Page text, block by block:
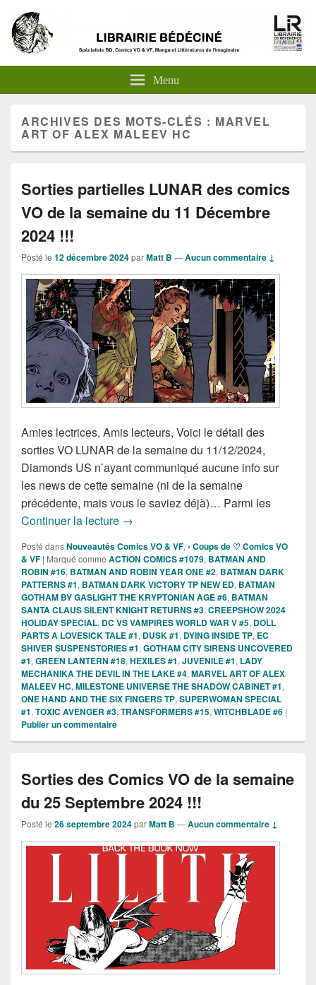
Menu
ARCHIVES DES MOTS-CLÉS : MARVEL
ART OF ALEX MALEEV HC
Sorties partielles LUNAR des comics
VO de la semaine du 11 Décembre
2024 !!!
Posté le 12 décembre 2024parMatt B —Aucun commentaire ↓
Amies lectrices, Amis lecteurs, Voici le détail des
sorties VO LUNAR de la semaine du 11/12/2024,
Diamonds US n’ayant communiqué aucune info sur
les news de cette semaine (ni de la semaine
précédente, mais vous le saviez déjà)… Parmi les
Continuer la lecture Sorties partielles LUNAR des comics
→
Posté dansNouveautés Comics VO & VF, › Coups de ♡ Comics VO
& VF | Marqué comme ACTION COMICS #1079, BATMAN AND
ROBIN #16, BATMAN AND ROBIN YEAR ONE #2, BATMAN DARK
PATTERNS #1, BATMAN DARK VICTORY TP NEW ED, BATMAN
GOTHAM BY GASLIGHT THE KRYPTONIAN AGE #6, BATMAN
SANTA CLAUS SILENT KNIGHT RETURNS #3, CREEPSHOW 2024
HOLIDAY SPECIAL, DC VS VAMPIRES WORLD WAR V #5, DOLL
PARTS A LOVESICK TALE #1, DUSK #1, DYING INSIDE TP, EC
SHIVER SUSPENSTORIES #1, GOTHAM CITY SIRENS UNCOVERED
#1, GREEN LANTERN #18, HEXILES #1, JUVENILE #1, LADY
MECHANIKA THE DEVIL IN THE LAKE #4, MARVEL ART OF ALEX
MALEEV HC, MILESTONE UNIVERSE THE SHADOW CABINET #1,
ONE HAND AND THE SIX FINGERS TP, SUPERWOMAN SPECIAL
#1, TOXIC AVENGER #3, TRANSFORMERS #15, WITCHBLADE #6 |
Publier un commentaire
Sorties des Comics VO de la semaine
du 25 Septembre 2024 !!!
Posté le 26 septembre 2024parMatt B —Aucun commentaire ↓